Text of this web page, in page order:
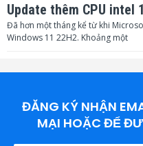
Update thêm CPU intel
Đã hơn một tháng kể từ khi
Windows 11 22H2. Khoảng một
ĐĂNG KÝ NHẬN
MẠI HOẶC ĐỂ